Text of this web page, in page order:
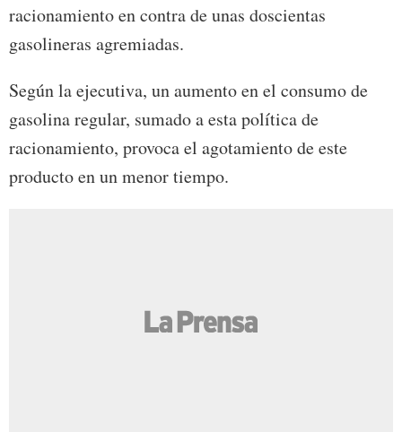
racionamiento en contra de unas doscientas
gasolineras agremiadas.
Según la ejecutiva, un aumento en el consumo de
gasolina regular, sumado a esta política de
racionamiento, provoca el agotamiento de este
producto en un menor tiempo.